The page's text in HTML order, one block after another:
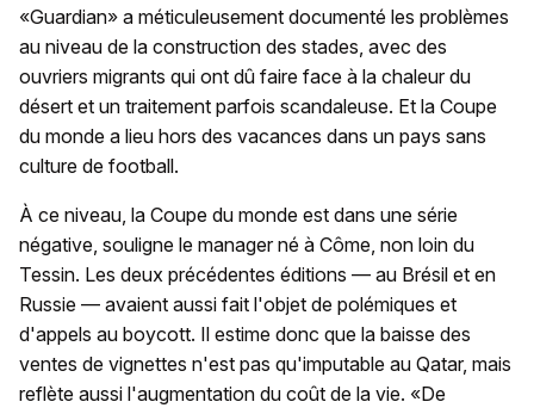
«Guardian» a méticuleusement documenté les problèmes
au niveau de la construction des stades, avec des
ouvriers migrants qui ont dû faire face à la chaleur du
désert et un traitement parfois scandaleuse. Et la Coupe
du monde a lieu hors des vacances dans un pays sans
culture de football.
À ce niveau, la Coupe du monde est dans une série
négative, souligne le manager né à Côme, non loin du
Tessin. Les deux précédentes éditions — au Brésil et en
Russie — avaient aussi fait l'objet de polémiques et
d'appels au boycott. Il estime donc que la baisse des
ventes de vignettes n'est pas qu'imputable au Qatar, mais
reflète aussi l'augmentation du coût de la vie. «De